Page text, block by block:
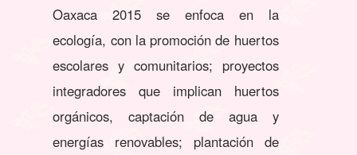
Oaxaca 2015 se enfoca en la
ecología, con la promoción de huertos
escolares y comunitarios; proyectos
integradores que implican huertos
orgánicos, captación de agua y
energías renovables; plantación de